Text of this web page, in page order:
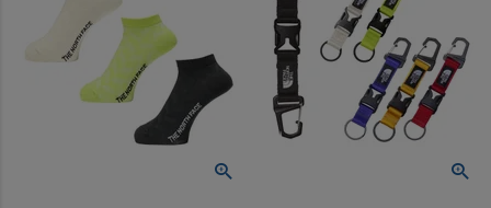
メンズカジュアルウェア